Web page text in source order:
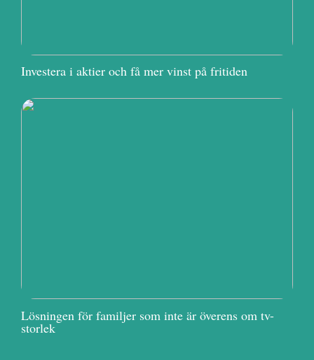
Investera i aktier och få mer vinst på fritiden
Lösningen för familjer som inte är överens om tv-
storlek